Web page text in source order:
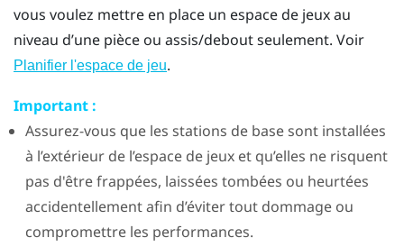
vous voulez mettre en place un espace de jeux au
niveau d’une pièce ou assis/debout seulement. Voir
Planifier l'espace de jeu.
Important :
Assurez-vous que les stations de base sont installées
à l’extérieur de l’espace de jeux et qu’elles ne risquent
pas d'être frappées, laissées tombées ou heurtées
accidentellement afin d’éviter tout dommage ou
compromettre les performances.